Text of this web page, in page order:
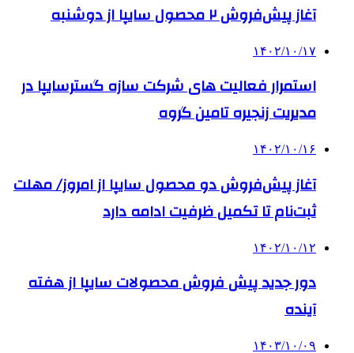
آغاز پیش‌فروش ٢ محصول سایپا از دوشنبه
۱۴۰۲/۱۰/۱۷
استمرار فعالیت های شرکت سازه گسترسایپا در
مدیریت زنجیره تامین گروه
۱۴۰۲/۱۰/۱۶
آغاز پیش‌فروش دو محصول سایپا از امروز/ مهلت
ثبت‌نام تا تکمیل ظرفیت ادامه دارد
۱۴۰۲/۱۰/۱۲
دور جدید پیش فروش محصولات سایپا از هفته
آینده
۱۴۰۳/۱۰/۰۹